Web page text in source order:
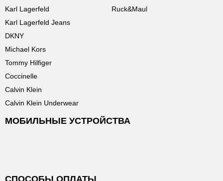
Karl Lagerfeld
Karl Lagerfeld Jeans
DKNY
Michael Kors
Tommy Hilfiger
Coccinelle
Calvin Klein
Calvin Klein Underwear
Ruck&Maul
МОБИЛЬНЫЕ УСТРОЙСТВА
СПОСОБЫ ОПЛАТЫ